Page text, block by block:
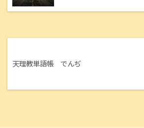
天理教単語帳 でんぢ